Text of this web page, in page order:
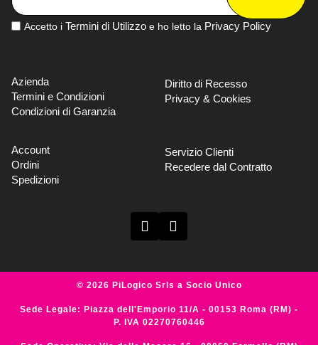
Accetto i Termini di Utilizzo e ho letto la Privacy Policy
Azienda
Termini e Condizioni
Condizioni di Garanzia
Diritto di Recesso
Privacy & Cookies
Account
Ordini
Spedizioni
Servizio Clienti
Recedere dal Contratto
© 2026 PiLogico Srls a Socio Unico
Sede Legale: Piazza dell'Emporio 11/A - 00153 Roma (RM) -
P. IVA 02270760446